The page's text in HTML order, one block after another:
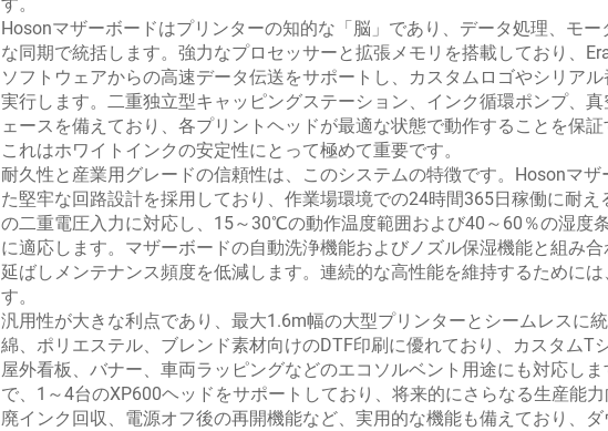
Hosonマザーボードはプリンターの知的な「脳」であり、データ処理、モ
な同期で統括します。強力なプロセッサーと拡張メモリを搭載しており、
ソフトウェアからの高速データ伝送をサポートし、カスタムロゴやシリア
実行します。二重独立型キャッピングステーション、インク循環ポンプ、
ェースを備えており、各プリントヘッドが最適な状態で動作することを保
これはホワイトインクの安定性にとって極めて重要です。
耐久性と産業用グレードの信頼性は、このシステムの特徴です。Hosonマ
た堅牢な回路設計を採用しており、作業場環境での24時間365日稼働に耐
の二重電圧入力に対応し、15～30℃の動作温度範囲および40～60％の湿度
に適応します。マザーボードの自動洗浄機能およびノズル保湿機能と組み
延ばしメンテナンス頻度を低減します。連続的な高性能を維持するために
す。
汎用性が大きな利点であり、最大1.6m幅の大型プリンターとシームレスに
綿、ポリエステル、ブレンド素材向けのDTF印刷に優れており、カスタムT
屋外看板、バナー、車両ラッピングなどのエコソルベント用途にも対応し
で、1～4台のXP600ヘッドをサポートしており、将来的にさらなる生産能
廃インク回収、電源オフ後の再開機能など、実用的な機能も備えており、